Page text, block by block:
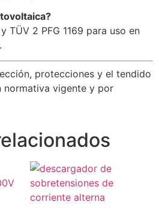
TÜV 2 PFG 1169 para uso en
protecciones y el tendido
normativa vigente y por